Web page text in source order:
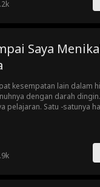
Saya
kesempatan lain dalam
dengan darah
pelajaran. Satu -satunya